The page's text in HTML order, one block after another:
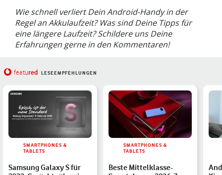
Wie schnell verliert Dein Android-Handy in der
Regel an Akkulaufzeit? Was sind Deine Tipps für
eine längere Laufzeit? Schildere uns Deine
Erfahrungen gerne in den Kommentaren!
featured LESEEMPFEHLUNGEN
SMARTPHONES &
TABLETS
Samsung Galaxy S für
SMARTPHONES &
TABLETS
Beste Mittelklasse-